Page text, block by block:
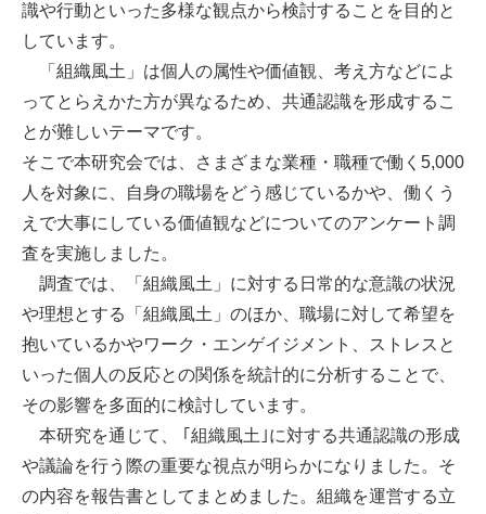
識や行動といった多様な観点から検討することを目的と
しています。
「組織風土」は個人の属性や価値観、考え方などによ
ってとらえかた方が異なるため、共通認識を形成するこ
とが難しいテーマです。
そこで本研究会では、さまざまな業種・職種で働く5,000
人を対象に、自身の職場をどう感じているかや、働くう
えで大事にしている価値観などについてのアンケート調
査を実施しました。
調査では、「組織風土」に対する日常的な意識の状況
や理想とする「組織風土」のほか、職場に対して希望を
抱いているかやワーク・エンゲイジメント、ストレスと
いった個人の反応との関係を統計的に分析することで、
その影響を多面的に検討しています。
本研究を通じて、 ｢組織風土｣に対する共通認識の形成
や議論を行う際の重要な視点が明らかになりました。そ
の内容を報告書としてまとめました。組織を運営する立